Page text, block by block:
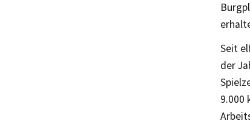
Seit
der
9.000